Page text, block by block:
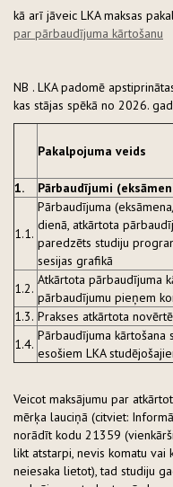
kā arī jāveic LKA maksas
par pārbaudījuma kārtošanu
NB . LKA padomē
kas stājas spēkā no 2026.
Pakalpojuma veids
1.
Pārbaudījumi
1.1.
Pārbaudījuma
dienā, atkārtota
paredzēts studiju
sesijas grafikā
1.2.
Atkārtota pārbaudījuma
pārbaudījumu pieņem
1.3. Prakses atkārtota
1.4.
Pārbaudījuma kārtošana
esošiem LKA
Veicot maksājumu par
mērķa lauciņā (citviet:
norādīt kodu 21359
likt atstarpi, nevis komatu vai
neiesaka lietot), tad studiju